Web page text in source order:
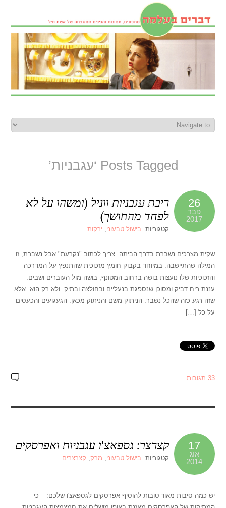
Posts Tagged ‘עגבניות’
26
פבר
2017
ריבת עגבניות ווניל (ומשהו על לא
לפחד מהחושך)
קטגוריות:בישול טבעוני,ירקות
שקית מצרכים נשברת בדרך הביתה. צריך לכתוב "נקרעת" אבל נשברת, זו
המילה שהתיישבה. במיוחד בקבוק חומץ מזכוכית שהתנפץ על המדרכה
והזכוכיות שלו נועצות בושה ברחוב המטונף, בושה מול העוברים ושבים.
עננת ריח דביק ומסוכן שנספגת בנעליים ובחולצה ובתיק. ולא רק הוא. אלא
שזה רגע כזה שהכל נשבר. הניתוק משם והניתוק מכאן. הגעגועים והכעסים
על כל […]
33 תגובות
17
אוג
2014
קצרצר: גספאצ'ו עגבניות ואפרסקים
קטגוריות:בישול טבעוני, מרק, קצרצרים
יש כמה סיבות מאוד טובות להוסיף אפרסקים לגספאצ'ו שלכם: – כי